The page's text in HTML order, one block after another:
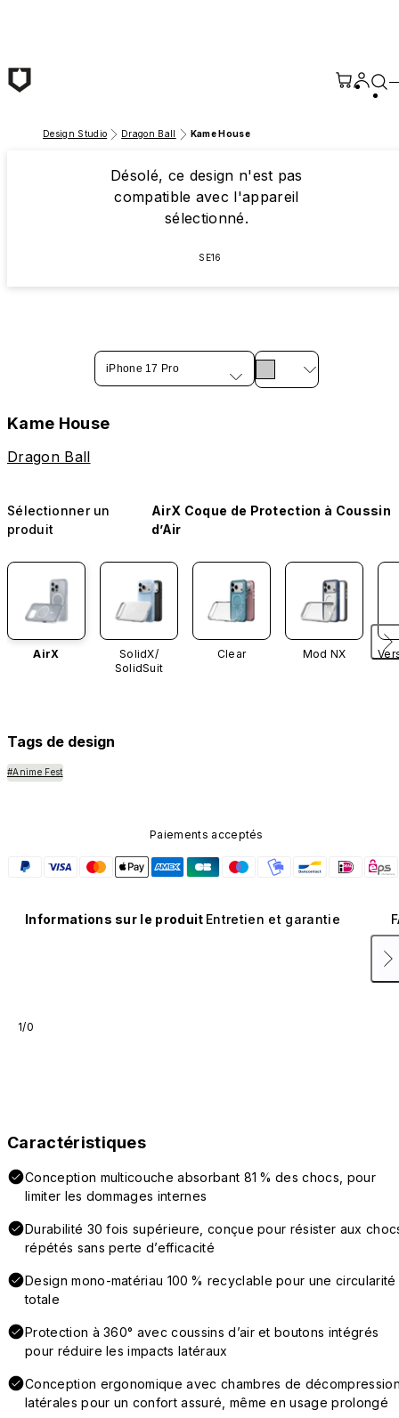
Design Studio Dragon Ball Kame House
Désolé, ce design n'est pas
compatible avec l'appareil
sélectionné.
SE16
iPhone 17 Pro
Kame House
Dragon Ball
Sélectionner un
produit
AirX Coque de Protection à Coussin
d’Air
AirX
SolidX/
SolidSuit
Clear Mod NX
Tags de design
#Anime Fest
Paiements acceptés
Informations sur le produit Entretien et garantie
1/0
Caractéristiques
Conception multicouche absorbant 81 % des chocs, pour
limiter les dommages internes
Durabilité 30 fois supérieure, conçue pour résister aux
répétés sans perte d’efficacité
Design mono-matériau 100 % recyclable pour une circularité
totale
Protection à 360° avec coussins d’air et boutons intégrés
pour réduire les impacts latéraux
Conception ergonomique avec chambres de
latérales pour un confort assuré, même en usage prolongé